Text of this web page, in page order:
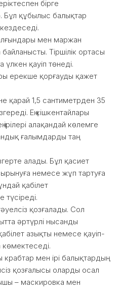
бірге
Бұл құбылыс балықтар
мен маржан
байланысты. Тіршілік ортасы
үлкен қауіп төнеді.
ерекше қорғауды қажет
қарай 1,5 сантиметрден 35
Ең кішкентайлары
алақандай көлемге
ғалымдарды таң
алады. Бұл қасиет
немесе жұп тартуға
қабілет
қозғалады. Сол
әртүрлі нысанды
азықты немесе қауіп-
көмектеседі.
крабтар мен ірі балықтардың
қозғалысы оларды осал
– маскировка мен